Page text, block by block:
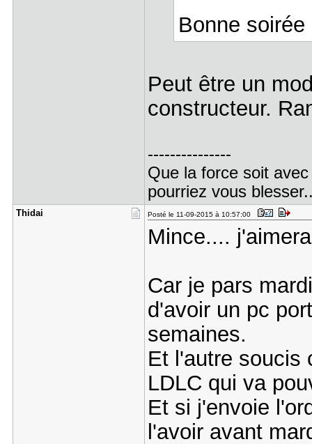
Bonne
Peut être un
constructeur.
---------------
Que la force soit
pourriez vous
Thidai Posté le 11-09-2015 à 10:57:00
Mince....
Car je pars
d'avoir un pc
semaines.
Et l'autre soucis
LDLC qui va
Et si j'envoie
l'avoir avant